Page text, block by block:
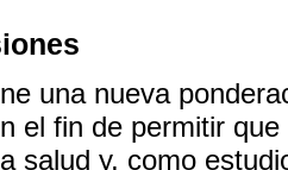
una nueva
el fin de permitir
salud y, como